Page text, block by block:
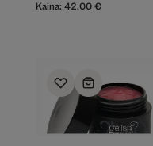
Kaina: 42.00 €